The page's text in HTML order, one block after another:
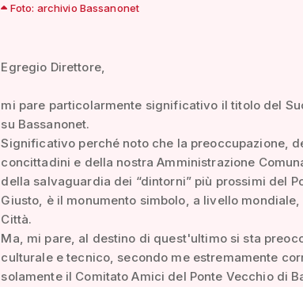
Foto: archivio Bassanonet
Egregio Direttore,
mi pare particolarmente significativo il titolo del
su Bassanonet.
Significativo perché noto che la preoccupazione,
concittadini e della nostra Amministrazione
della salvaguardia dei “dintorni” più prossimi del
Giusto, è il monumento simbolo, a livello
Città.
Ma, mi pare, al destino di quest'ultimo si sta
culturale e tecnico, secondo me estremamente
solamente il Comitato Amici del Ponte Vecchio di